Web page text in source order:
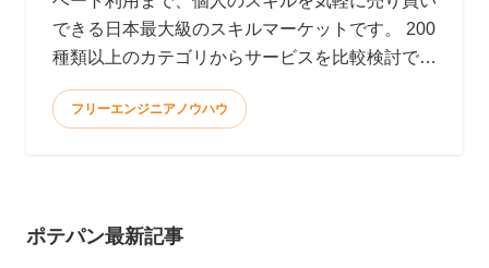
できる日本最大級のスキルマーケットです。 200
種類以上のカテゴリからサービスを比較検討で
き、全てオン
フリーエンジニアノウハウ
ポテパン最新記事